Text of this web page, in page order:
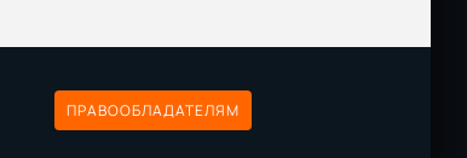
ПРАВООБЛАДАТЕЛЯМ